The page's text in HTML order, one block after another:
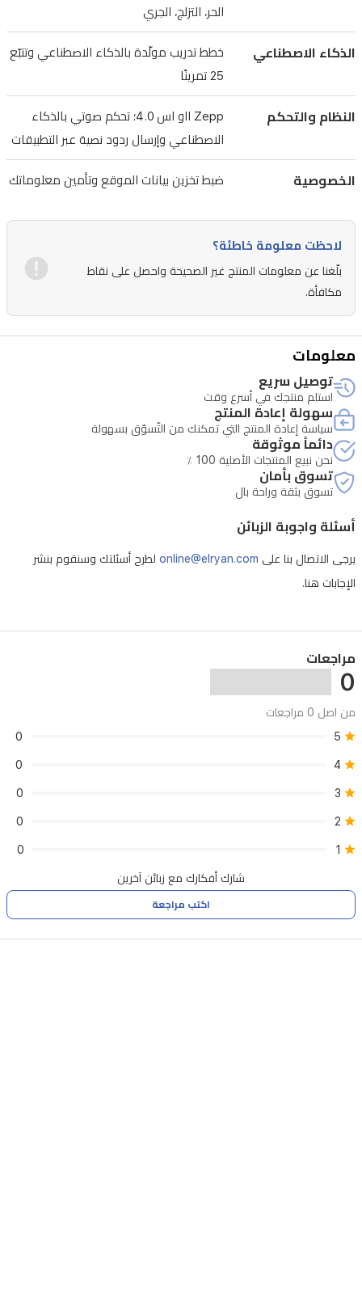
غير
متصلة،
من
رياضي،
تدريب
مدعومة
بالذكاء
الاصطناعي
وتتبّع
يعمل
بنظام
Zepp
OS
4.0
مع
تحكم
بالذكاء
الاصطناعي
وميزات
ويتصل
عبر
البلوتوث
وWi-
مع
حزام
سيليكون
22
الحر، التزلج، الجري
الذكاء الاصطناعي
خطط تدريب مولّدة بالذكاء الاصطناعي وتتبّع
25 تمرينًا
النظام والتحكم
Zepp ااو اس 4.0؛ تحكم صوتي بالذكاء
الاصطناعي وإرسال ردود نصية عبر التطبيقات
الخصوصية ضبط تخزين بيانات الموقع وتأمين معلوماتك
لاحظت معلومة خاطئة؟
بلّغنا عن معلومات المنتج غير الصحيحة واحصل على نقاط
مكافأة.
معلومات
توصيل سريع
استلم منتجك في أسرع وقت
سهولة إعادة المنتج
سياسة إعادة المنتج التي تمكنك من التّسوّق بسهولة
دائماً موثوقة
نحن نبيع المنتجات الأصلية 100 ٪
تسوق بأمان
تسوق بثقة وراحة بال
أسئلة واجوبة الزبائن
يرجى الاتصال بنا على online@elryan.com لطرح أسئلتك وسنقوم بنشر
الإجابات هنا.
مراجعات
0
من اصل 0 مراجعات
5
0
4
0
3
0
2
0
1
0
شارك أفكارك مع زبائن آخرين
اكتب مراجعة